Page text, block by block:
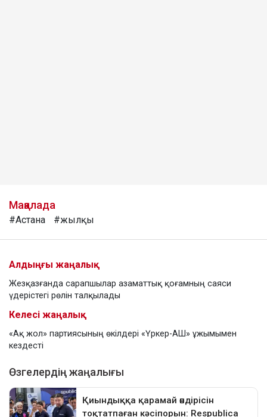
Мақалада
#Астана #жылқы
Алдыңғы жаңалық
Жезқазғанда сарапшылар азаматтық қоғамның саяси
үдерістегі рөлін талқылады
Келесі жаңалық
«Ақ жол» партиясының өкілдері «Үркер-АШ» ұжымымен
кездесті